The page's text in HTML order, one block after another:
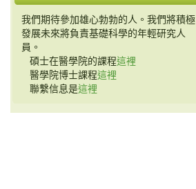
我們期待參加雄心勃勃的人。我們將積極
發展未來將負責基礎科學的年輕研究人
員。
碩士在醫學院的課程這裡
醫學院博士課程這裡
聯繫信息是這裡